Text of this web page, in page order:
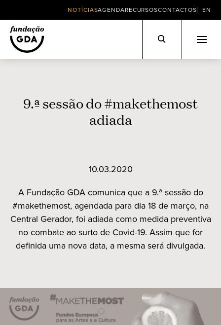
NOTÍCIASAGENDARECURSOSCONTACTOS EN
9.ª sessão do #makethemost
adiada
10.03.2020
A Fundação GDA comunica que a 9.ª sessão do
#makethemost, agendada para dia 18 de março, na
Central Gerador, foi adiada como medida preventiva
no combate ao surto de Covid-19. Assim que for
definida uma nova data, a mesma será divulgada.